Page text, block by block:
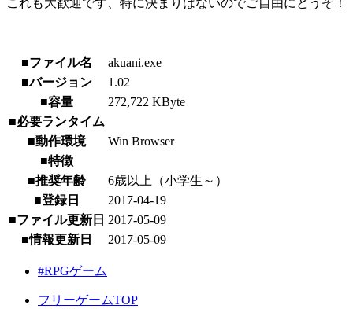
これも大歓迎です、特に決まりはないのでご自由にどうぞ！
■ファイル名
akuani.exe
■バージョン
1.02
■容量
272,722 KByte
■必要ランタイム
■動作環境
Win Browser
■特徴
■推奨年齢
6歳以上（小学生～）
■登録日
2017-04-19
■ファイル更新日 2017-05-09
■情報更新日
2017-05-09
#RPGゲーム
フリーゲームTOP